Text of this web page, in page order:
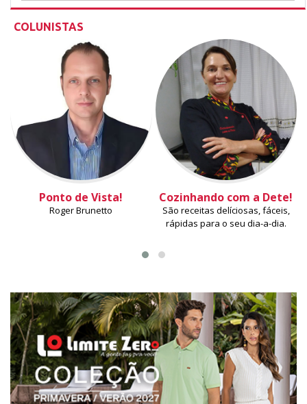
COLUNISTAS
Ponto de Vista!
Roger Brunetto
Cozinhando com a Dete!
São receitas delíciosas, fáceis,
rápidas para o seu dia-a-dia.